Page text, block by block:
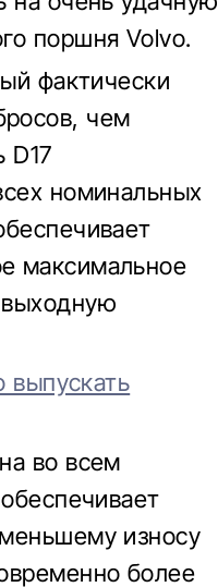
поршня Volvo.
фактически
чем
D17
номинальных
максимальное
выпускать
во всем
износу
более